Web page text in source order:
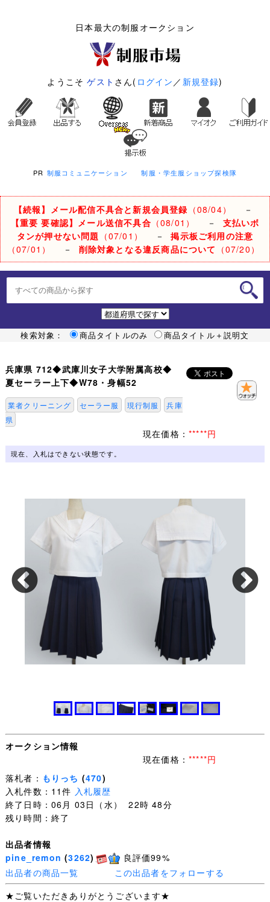
日本最大の制服オークション
ようこそゲスト さん( ログイン ／ 新規登録)
PR 制服コミュニケーション 制服・学生服ショップ探検隊
【続報】メール配信不具合と新規会員登録 （08/04）
－
【重要 要確認】メール送信不具合 （08/01） － 支払いボ
タンが押せない問題 （07/01） －掲示板ご利用の注意
（07/01）
－ 削除対象となる違反商品について （07/20）
検索対象： 商品タイトルのみ 商品タイトル＋説明文
兵庫県 712◆武庫川女子大学附属高校◆
夏セーラー上下◆W78・身幅52
業者クリーニング セーラー服 現行制服
兵庫
県
現在価格： *****円
現在、入札はできない状態です。
オークション情報
現在価格： *****円
落札者： もりっち (470)
入札件数：11件 入札履歴
終了日時：06月 03日（水） 22時 48分
残り時間：終了
出品者情報
pine_remon (3262)
良評価99%
出品者の商品一覧
この出品者をフォローする
★ご覧いただきありがとうございます★